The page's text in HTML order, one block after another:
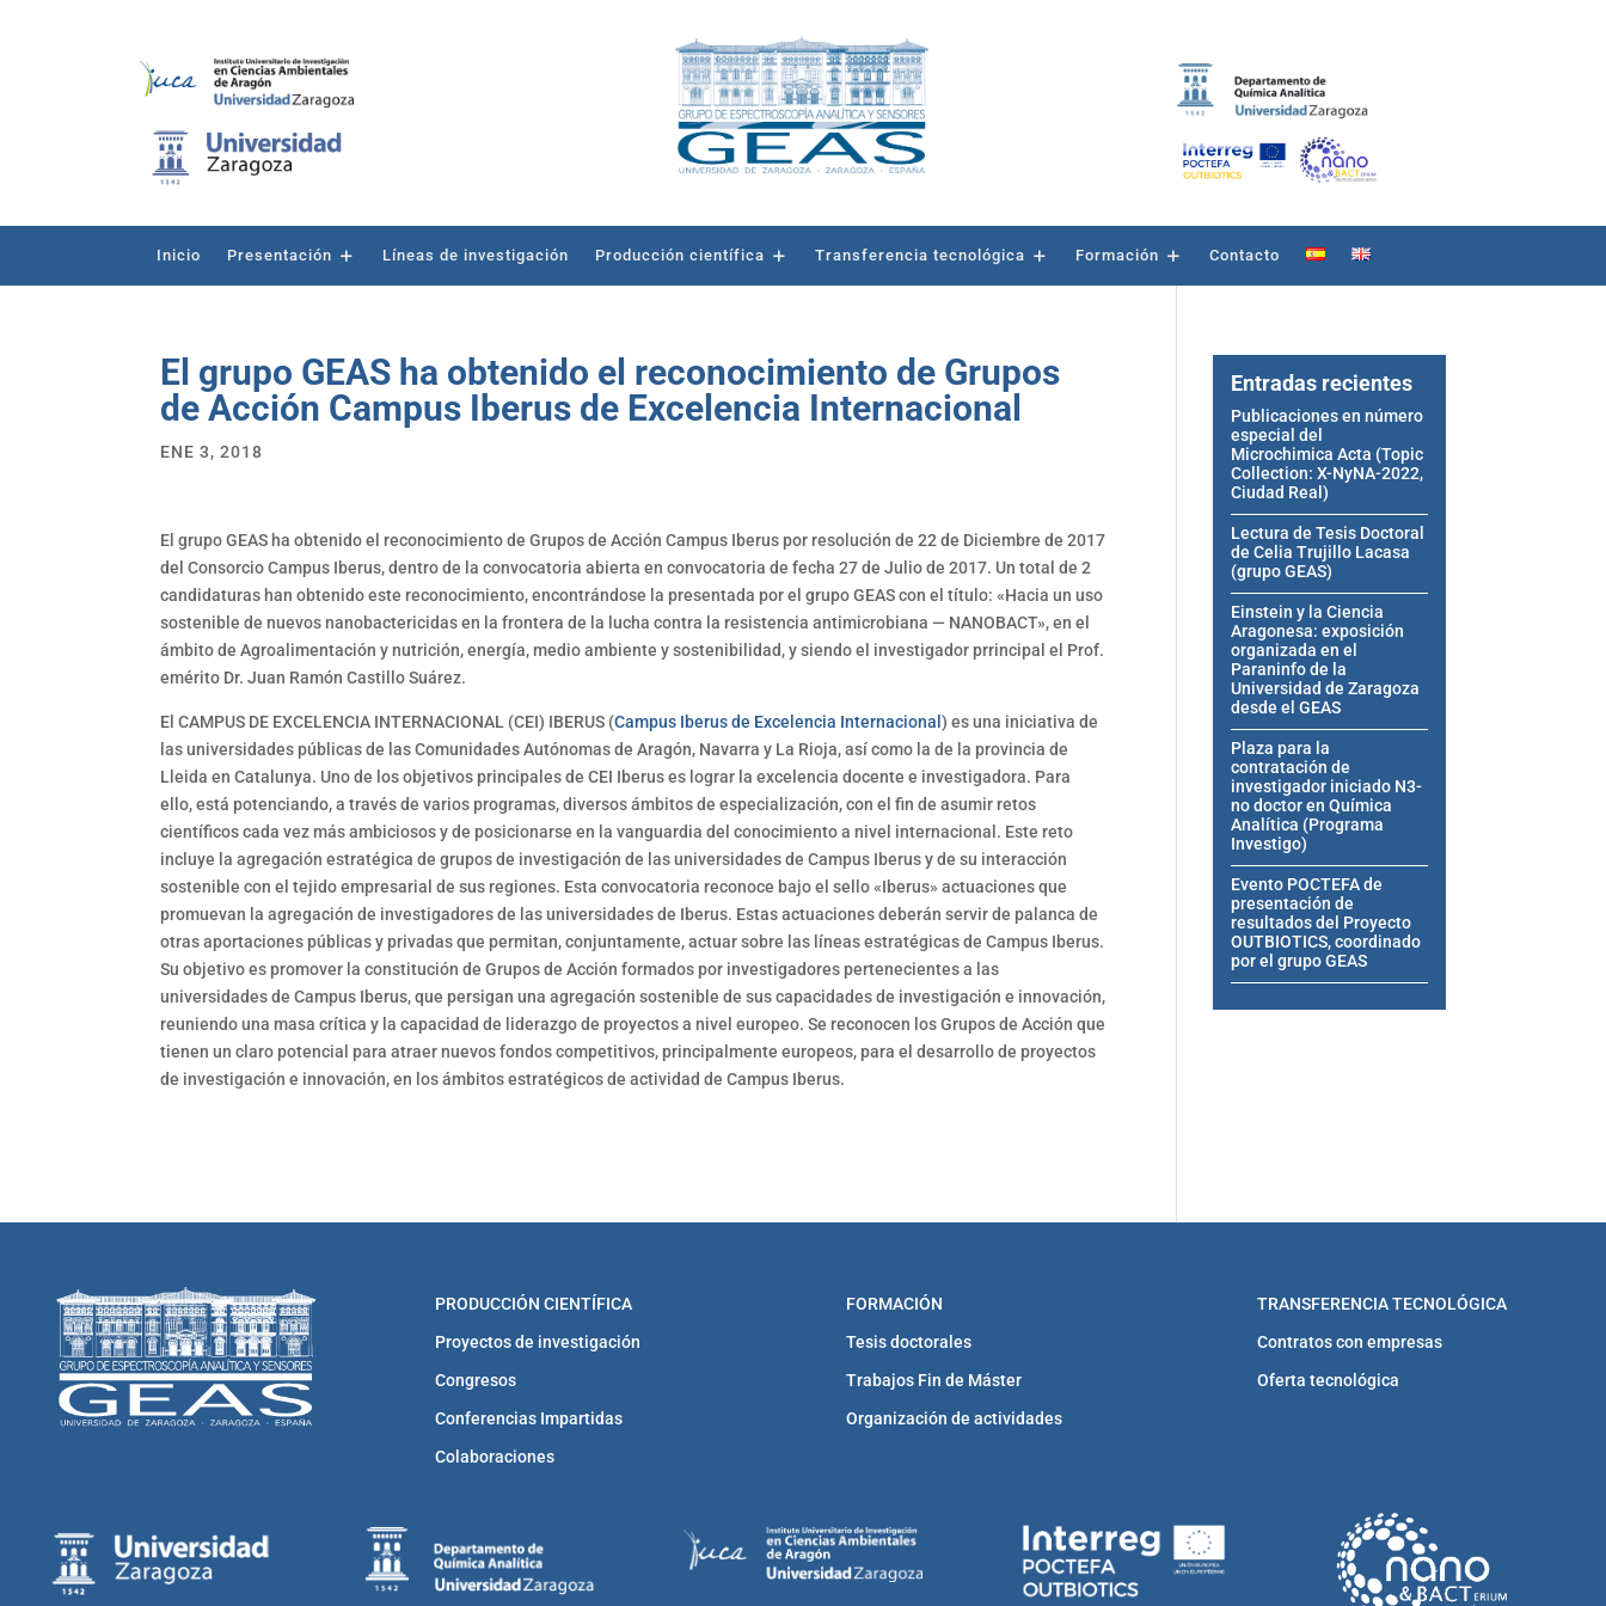
Inicio Presentación Líneas de investigación Producción científica Transferencia tecnológica Formación Contacto
El grupo GEAS ha obtenido el reconocimiento de Grupos
de Acción Campus Iberus de Excelencia Internacional
ENE 3, 2018
El grupo GEAS ha obtenido el reconocimiento de Grupos de Acción Campus Iberus por resolución de 22 de Diciembre de 2017
del Consorcio Campus Iberus, dentro de la convocatoria abierta en convocatoria de fecha 27 de Julio de 2017. Un total de 2
candidaturas han obtenido este reconocimiento, encontrándose la presentada por el grupo GEAS con el título: «Hacia un uso
sostenible de nuevos nanobactericidas en la frontera de la lucha contra la resistencia antimicrobiana — NANOBACT», en el
ámbito de Agroalimentación y nutrición, energía, medio ambiente y sostenibilidad, y siendo el investigador prrincipal el Prof.
emérito Dr. Juan Ramón Castillo Suárez.
El CAMPUS DE EXCELENCIA INTERNACIONAL (CEI) IBERUS (Campus Iberus de Excelencia Internacional) es una iniciativa de
las universidades públicas de las Comunidades Autónomas de Aragón, Navarra y La Rioja, así como la de la provincia de
Lleida en Catalunya. Uno de los objetivos principales de CEI Iberus es lograr la excelencia docente e investigadora. Para
ello, está potenciando, a través de varios programas, diversos ámbitos de especialización, con el fin de asumir retos
científicos cada vez más ambiciosos y de posicionarse en la vanguardia del conocimiento a nivel internacional. Este reto
incluye la agregación estratégica de grupos de investigación de las universidades de Campus Iberus y de su interacción
sostenible con el tejido empresarial de sus regiones. Esta convocatoria reconoce bajo el sello «Iberus» actuaciones que
promuevan la agregación de investigadores de las universidades de Iberus. Estas actuaciones deberán servir de palanca de
otras aportaciones públicas y privadas que permitan, conjuntamente, actuar sobre las líneas estratégicas de Campus Iberus.
Su objetivo es promover la constitución de Grupos de Acción formados por investigadores pertenecientes a las
universidades de Campus Iberus, que persigan una agregación sostenible de sus capacidades de investigación e innovación,
reuniendo una masa crítica y la capacidad de liderazgo de proyectos a nivel europeo. Se reconocen los Grupos de Acción que
tienen un claro potencial para atraer nuevos fondos competitivos, principalmente europeos, para el desarrollo de proyectos
de investigación e innovación, en los ámbitos estratégicos de actividad de Campus Iberus.
Entradas recientes
Publicaciones en número
especial del
Microchimica Acta (Topic
Collection: X-NyNA-2022,
Ciudad Real)
Lectura de Tesis Doctoral
de Celia Trujillo Lacasa
(grupo GEAS)
Einstein y la Ciencia
Aragonesa: exposición
organizada en el
Paraninfo de la
Universidad de Zaragoza
desde el GEAS
Plaza para la
contratación de
investigador iniciado N3-
no doctor en Química
Analítica (Programa
Investigo)
Evento POCTEFA de
presentación de
resultados del Proyecto
OUTBIOTICS, coordinado
por el grupo GEAS
PRODUCCIÓN CIENTÍFICA
Proyectos de investigación
Congresos
Conferencias Impartidas
Colaboraciones
FORMACIÓN
Tesis doctorales
Trabajos Fin de Máster
Organización de actividades
TRANSFERENCIA TECNOLÓGICA
Contratos con empresas
Oferta tecnológica